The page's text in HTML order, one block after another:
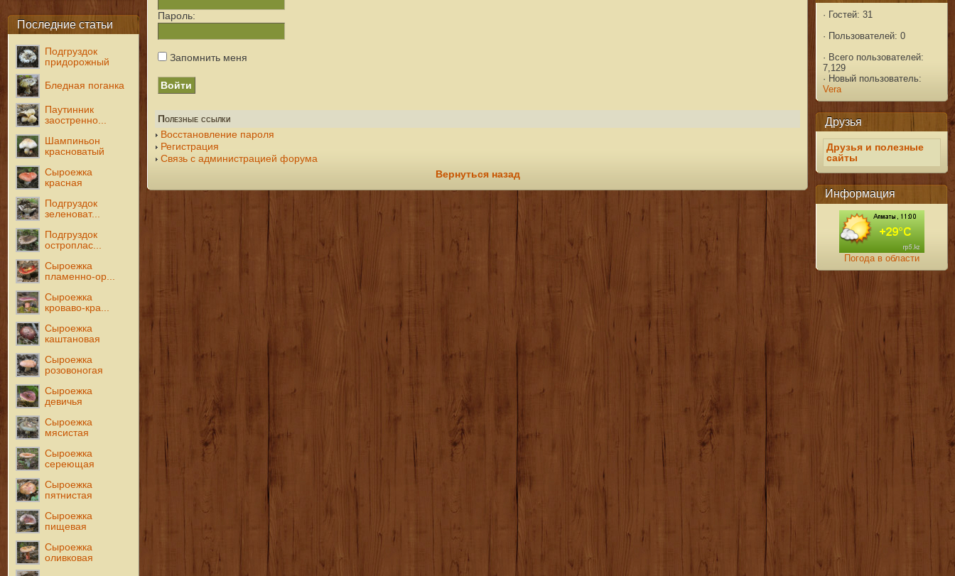
Последние статьи
Подгруздок
придорожный
Бледная поганка
Паутинник
заостренно...
Шампиньон
красноватый
Сыроежка
красная
Подгруздок
зеленоват...
Подгруздок
остроплас...
Сыроежка
пламенно-ор...
Сыроежка
кроваво-кра...
Сыроежка
каштановая
Сыроежка
розовоногая
Сыроежка
девичья
Сыроежка
мясистая
Сыроежка
сереющая
Сыроежка
пятнистая
Сыроежка
пищевая
Сыроежка
оливковая
· Гостей: 31
· Пользователей: 0
· Всего пользователей:
7,129
· Новый пользователь:
Vera
Друзья
Друзья и полезные
сайты
Информация
Погода в области
Пароль:
Запомнить меня
Полезные ссылки
Восстановление пароля
Регистрация
Связь с администрацией форума
Вернуться назад